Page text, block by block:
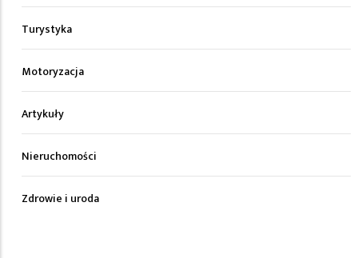
Turystyka
Motoryzacja
Artykuły
Nieruchomości
Zdrowie i uroda